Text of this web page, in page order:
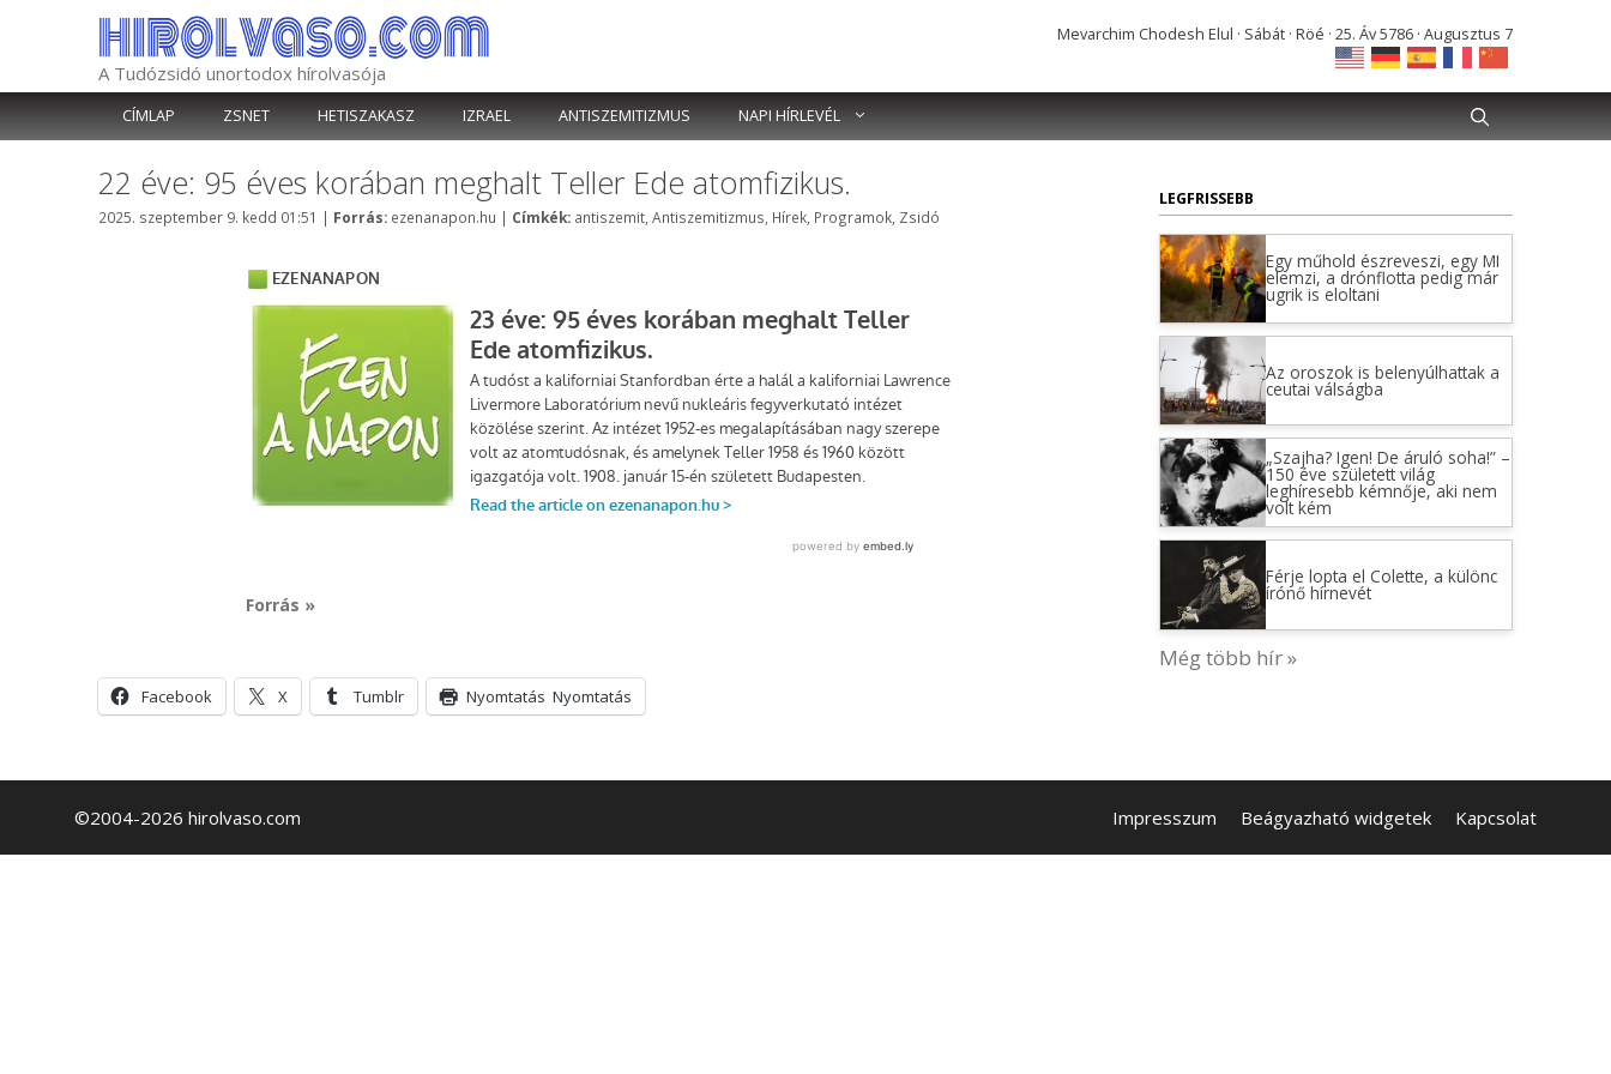
A Tudózsidó unortodox hírolvasója
Mevarchim Chodesh Elul · Sábát · Röé · 25. Áv 5786 · Augusztus 7
CÍMLAP ZSNET HETISZAKASZ IZRAEL ANTISZEMITIZMUS NAPI HÍRLEVÉL
22 éve: 95 éves korában meghalt Teller Ede atomfizikus.
2025. szeptember 9. kedd 01:51 | Forrás: Kategória
ezenanapon.hu | Címkék: Címkék
antiszemit Antiszemitizmus Hírek Programok Zsidó
Forrás »
Facebook X Tumblr Nyomtatás Nyomtatás
LEGFRISSEBB
Egy műhold észreveszi, egy MI
elemzi, a drónflotta pedig már
ugrik is eloltani
Az oroszok is belenyúlhattak a
ceutai válságba
„Szajha? Igen! De áruló soha!” –
150 éve született világ
leghíresebb kémnője, aki nem
volt kém
Férje lopta el Colette, a különc
írónő hírnevét
Még több hír »
Impresszum Beágyazható widgetek Kapcsolat
©2004-2026 hirolvaso.com